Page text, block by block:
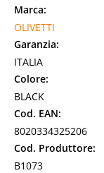
Marca:
OLIVETTI
Garanzia:
ITALIA
Colore:
BLACK
Cod. EAN:
8020334325206
Cod. Produttore:
B1073